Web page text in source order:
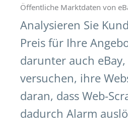
Öffentliche Marktdaten von
Analysieren Sie
Preis für Ihre
darunter auch
versuchen, ihre
daran, dass Web-
dadurch Alarm